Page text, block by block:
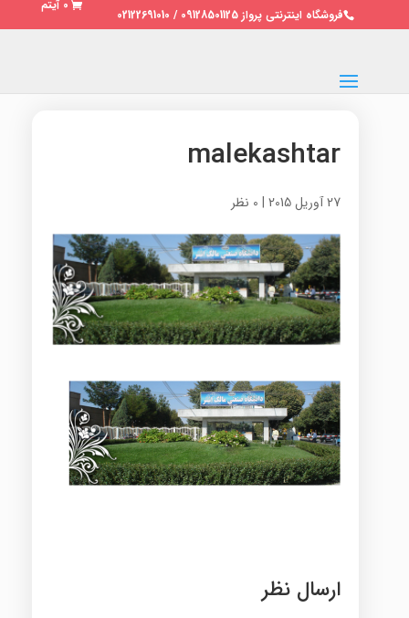
فروشگاه اینترنتی پرواز 09128501125 / 02122691010
0 آیتم
malekashtar
27 آوریل 2015 | 0 نظر
ارسال نظر